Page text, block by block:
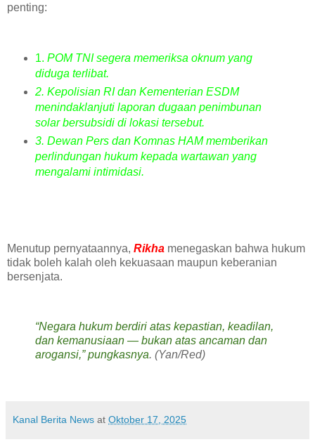
penting:
1. POM TNI segera memeriksa oknum yang
diduga terlibat.
2. Kepolisian RI dan Kementerian ESDM
menindaklanjuti laporan dugaan penimbunan
solar bersubsidi di lokasi tersebut.
3. Dewan Pers dan Komnas HAM memberikan
perlindungan hukum kepada wartawan yang
mengalami intimidasi.
Menutup pernyataannya, Rikha menegaskan bahwa hukum
tidak boleh kalah oleh kekuasaan maupun keberanian
bersenjata.
“Negara hukum berdiri atas kepastian, keadilan,
dan kemanusiaan — bukan atas ancaman dan
arogansi,” pungkasnya. (Yan/Red)
Kanal Berita News at Oktober 17, 2025